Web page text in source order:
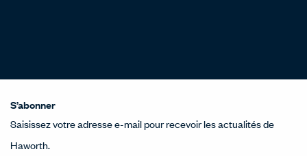
S’abonner
Saisissez votre adresse e-mail pour recevoir les actualités de
Haworth.